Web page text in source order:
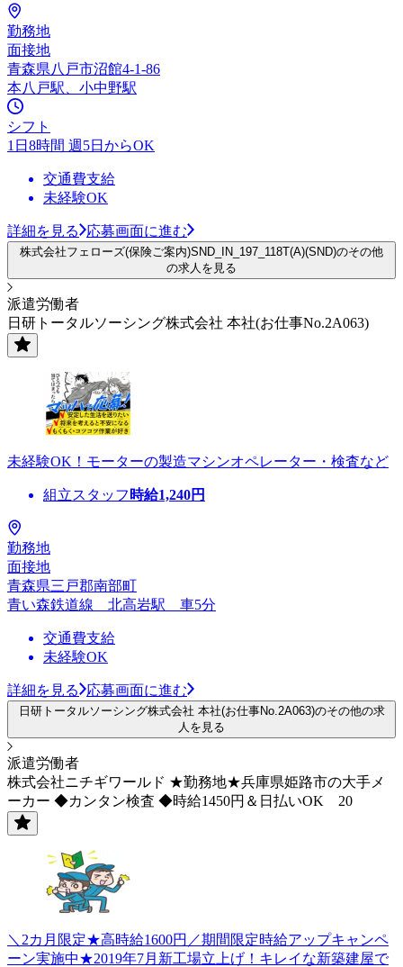
勤務地
面接地
青森県八戸市沼館4-1-86
本八戸駅、小中野駅
シフト
1日8時間 週5日からOK
交通費支給
未経験OK
詳細を見る 応募画面に進む
株式会社フェローズ(保険ご案内)SND_IN_197_118T(A)(SND)のその他
の求人を見る
派遣労働者
日研トータルソーシング株式会社 本社(お仕事No.2A063)
未経験OK！モーターの製造マシンオペレーター・検査など
組立スタッフ 時給1,240円
勤務地
面接地
青森県三戸郡南部町
青い森鉄道線 北高岩駅 車5分
交通費支給
未経験OK
詳細を見る 応募画面に進む
日研トータルソーシング株式会社 本社(お仕事No.2A063)のその他の求
人を見る
派遣労働者
株式会社ニチギワールド ★勤務地★兵庫県姫路市の大手メ
ーカー ◆カンタン検査 ◆時給1450円＆日払いOK 20
＼2カ月限定★高時給1600円／期間限定時給アップキャンペ
ーン実施中★2019年7月新工場立上げ！キレイな新築建屋で